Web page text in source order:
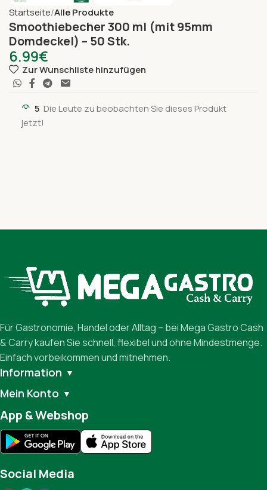
Startseite Alle Produkte
Smoothiebecher 300 ml (mit 95mm
Domdeckel) – 50 Stk.
6.99€
Zur Wunschliste hinzufügen
5 Die Leute zu beobachten Sie dieses Produkt
jetzt!
Für Gastronomie, Handel oder Alltag – bei Mega Gastro Cash
& Carry kaufen Sie schnell, flexibel und ohne Mindestmenge.
Einfach vorbeikommen und mitnehmen.
Information ▼
Mein Konto ▼
App & Webshop
Social Media